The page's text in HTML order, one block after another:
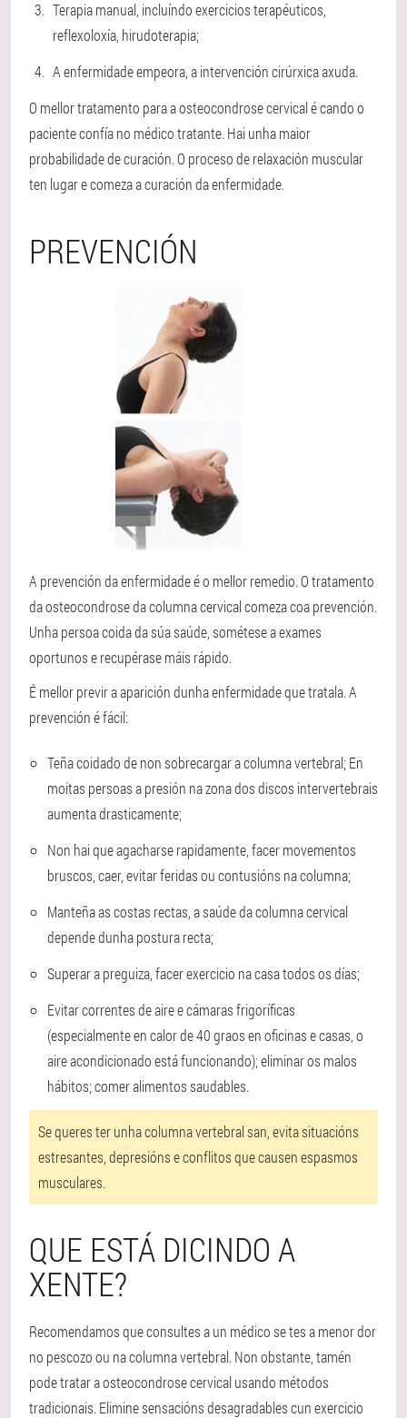
Terapia manual, incluíndo exercicios terapéuticos,
reflexoloxía, hirudoterapia;
A enfermidade empeora, a intervención cirúrxica axuda.
O mellor tratamento para a osteocondrose cervical é cando o
paciente confía no médico tratante. Hai unha maior
probabilidade de curación. O proceso de relaxación muscular
ten lugar e comeza a curación da enfermidade.
PREVENCIÓN
A prevención da enfermidade é o mellor remedio. O tratamento
da osteocondrose da columna cervical comeza coa prevención.
Unha persoa coida da súa saúde, sométese a exames
oportunos e recupérase máis rápido.
É mellor previr a aparición dunha enfermidade que tratala. A
prevención é fácil:
Teña coidado de non sobrecargar a columna vertebral; En
moitas persoas a presión na zona dos discos intervertebrais
aumenta drasticamente;
Non hai que agacharse rapidamente, facer movementos
bruscos, caer, evitar feridas ou contusións na columna;
Manteña as costas rectas, a saúde da columna cervical
depende dunha postura recta;
Superar a preguiza, facer exercicio na casa todos os días;
Evitar correntes de aire e cámaras frigoríficas
(especialmente en calor de 40 graos en oficinas e casas, o
aire acondicionado está funcionando); eliminar os malos
hábitos; comer alimentos saudables.
Se queres ter unha columna vertebral san, evita situacións
estresantes, depresións e conflitos que causen espasmos
musculares.
QUE ESTÁ DICINDO A
XENTE?
Recomendamos que consultes a un médico se tes a menor dor
no pescozo ou na columna vertebral. Non obstante, tamén
pode tratar a osteocondrose cervical usando métodos
tradicionais. Elimine sensacións desagradables cun exercicio